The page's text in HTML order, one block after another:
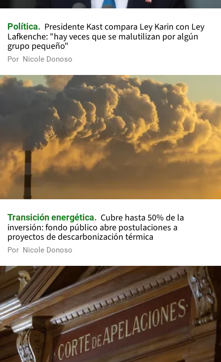
Política
Presidente Kast compara Ley Karin con Ley
Lafkenche: "hay veces que se malutilizan por algún
grupo pequeño"
Por Nicole Donoso
Transición energética
Cubre hasta 50% de la
inversión: fondo público abre postulaciones a
proyectos de descarbonización térmica
Por Nicole Donoso